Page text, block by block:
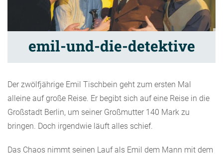
emil-und-die-detektive
Der zwölfjährige Emil Tischbein geht zum ersten Mal
alleine auf große Reise. Er begibt sich auf eine Reise in die
Großstadt Berlin, um seiner Großmutter 140 Mark zu
bringen. Doch irgendwie läuft alles schief.
Das Chaos nimmt seinen Lauf als Emil dem Mann mit dem